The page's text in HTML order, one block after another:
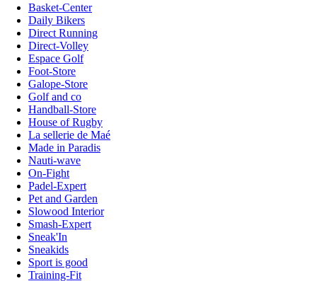
Basket-Center
Daily Bikers
Direct Running
Direct-Volley
Espace Golf
Foot-Store
Galope-Store
Golf and co
Handball-Store
House of Rugby
La sellerie de Maé
Made in Paradis
Nauti-wave
On-Fight
Padel-Expert
Pet and Garden
Slowood Interior
Smash-Expert
Sneak'In
Sneakids
Sport is good
Training-Fit